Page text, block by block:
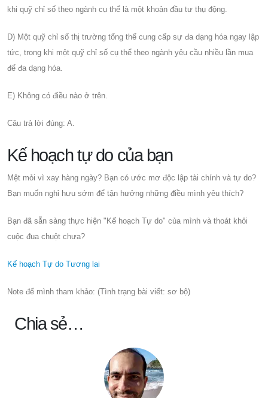
khi quỹ chỉ số theo ngành cụ thể là một khoản đầu tư thụ động.
D) Một quỹ chỉ số thị trường tổng thể cung cấp sự đa dạng hóa ngay lập
tức, trong khi một quỹ chỉ số cụ thể theo ngành yêu cầu nhiều lần mua
để đa dạng hóa.
E) Không có điều nào ở trên.
Câu trả lời đúng: A.
Kế hoạch tự do của bạn
Mệt mỏi vì xay hàng ngày? Bạn có ước mơ độc lập tài chính và tự do?
Bạn muốn nghỉ hưu sớm để tận hưởng những điều mình yêu thích?
Bạn đã sẵn sàng thực hiện "Kế hoạch Tự do" của mình và thoát khỏi
cuộc đua chuột chưa?
Kế hoạch Tự do Tương lai
Note để mình tham khảo: (Tình trạng bài viết: sơ bộ)
Chia sẻ…